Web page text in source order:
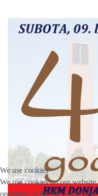
We use cookies
We use cookies on our
operation of the site, while